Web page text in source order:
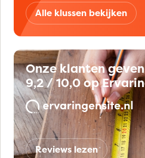
Alle klussen bekijken
Onze klanten
9,2 / 10,0 op
Reviews lezen